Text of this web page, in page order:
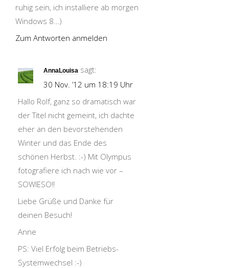
ruhig sein, ich installiere ab morgen
Windows 8…)
Zum Antworten anmelden
AnnaLouisa sagt:
30 Nov. ’12 um 18:19 Uhr
Hallo Rolf, ganz so dramatisch war
der Titel nicht gemeint, ich dachte
eher an den bevorstehenden
Winter und das Ende des
schönen Herbst. :-) Mit Olympus
fotografiere ich nach wie vor –
SOWIESO!!
Liebe Grüße und Danke für
deinen Besuch!
Anne
PS: Viel Erfolg beim Betriebs-
Systemwechsel :-)